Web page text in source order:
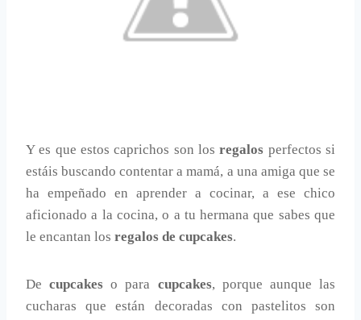
Y es que estos caprichos son losregalos perfectos si
estáis buscando contentar a mamá, a una amiga que se
ha empeñado en aprender a cocinar, a ese chico
aficionado a la cocina, o a tu hermana que sabes que
le encantan los regalos de cupcakes.
Decupcakes o para cupcakes, porque aunque las
cucharas que están decoradas con pastelitos son